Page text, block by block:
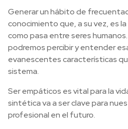
Generar un hábito de
conocimiento que, a su vez, es
como pasa entre seres
podremos percibir y entender
evanescentes características
sistema.
Ser empáticos es vital para la
sintética va a ser clave para
profesional en el futuro.